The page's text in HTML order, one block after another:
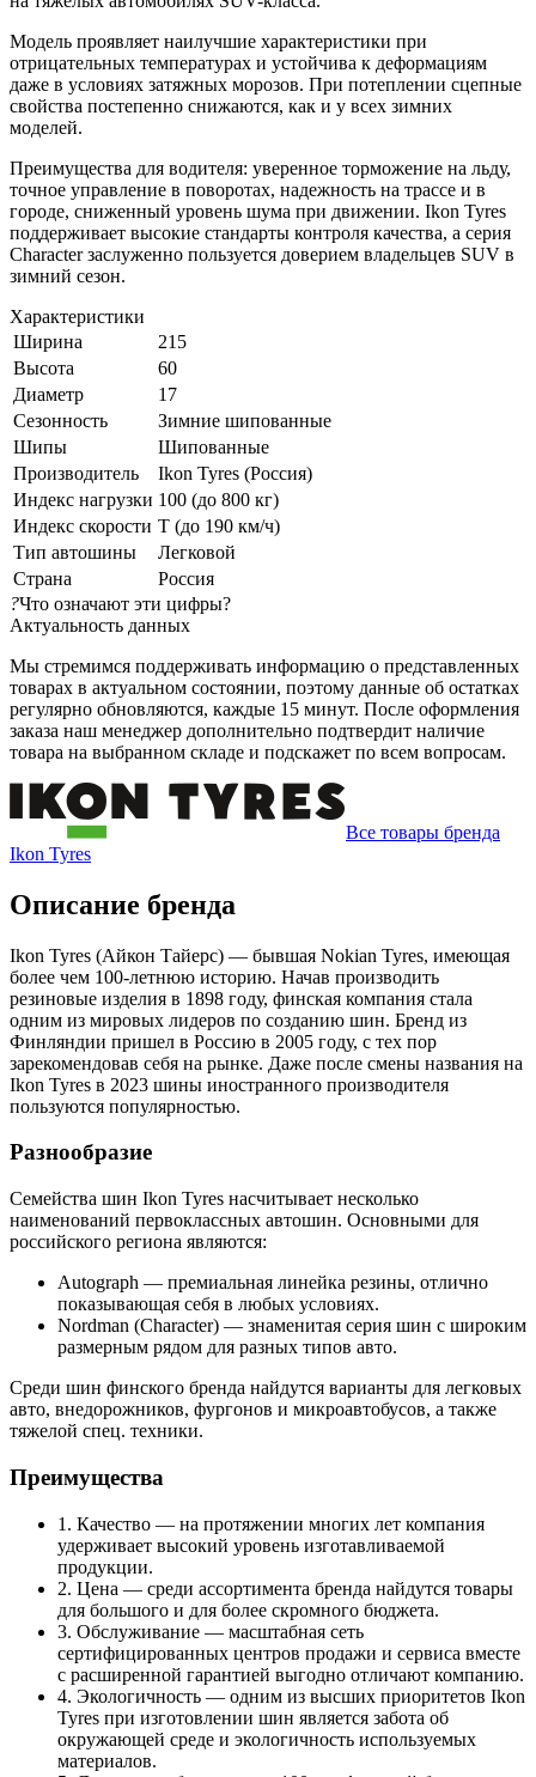
Модель проявляет наилучшие характеристики при
отрицательных температурах и устойчива к деформациям
даже в условиях затяжных морозов. При потеплении сцепные
свойства постепенно снижаются, как и у всех зимних
моделей.
Преимущества для водителя: уверенное торможение на льду,
точное управление в поворотах, надежность на трассе и в
городе, сниженный уровень шума при движении. Ikon Tyres
поддерживает высокие стандарты контроля качества, а серия
Character заслуженно пользуется доверием владельцев SUV в
зимний сезон.
Характеристики
Ширина
215
Высота
60
Диаметр
17
Сезонность
Зимние шипованные
Шипы
Шипованные
Производитель
Ikon Tyres (Россия)
Индекс нагрузки 100 (до 800 кг)
Индекс скорости T (до 190 км/ч)
Тип автошины
Легковой
Страна
Россия
?Что означают эти цифры?
Актуальность данных
Мы стремимся поддерживать информацию о представленных
товарах в актуальном состоянии, поэтому данные об остатках
регулярно обновляются, каждые 15 минут. После оформления
заказа наш менеджер дополнительно подтвердит наличие
товара на выбранном складе и подскажет по всем вопросам.
Все товары бренда
Ikon Tyres
Описание бренда
Ikon Tyres (Айкон Тайерс) — бывшая Nokian Tyres, имеющая
более чем 100-летнюю историю. Начав производить
резиновые изделия в 1898 году, финская компания стала
одним из мировых лидеров по созданию шин. Бренд из
Финляндии пришел в Россию в 2005 году, с тех пор
зарекомендовав себя на рынке. Даже после смены названия на
Ikon Tyres в 2023 шины иностранного производителя
пользуются популярностью.
Разнообразие
Семейства шин Ikon Tyres насчитывает несколько
наименований первоклассных автошин. Основными для
российского региона являются:
Autograph — премиальная линейка резины, отлично
показывающая себя в любых условиях.
Nordman (Character) — знаменитая серия шин с широким
размерным рядом для разных типов авто.
Среди шин финского бренда найдутся варианты для легковых
авто, внедорожников, фургонов и микроавтобусов, а также
тяжелой спец. техники.
Преимущества
1. Качество — на протяжении многих лет компания
удерживает высокий уровень изготавливаемой
продукции.
2. Цена — среди ассортимента бренда найдутся товары
для большого и для более скромного бюджета.
3. Обслуживание — масштабная сеть
сертифицированных центров продажи и сервиса вместе
с расширенной гарантией выгодно отличают компанию.
4. Экологичность — одним из высших приоритетов Ikon
Tyres при изготовлении шин является забота об
окружающей среде и экологичность используемых
материалов.